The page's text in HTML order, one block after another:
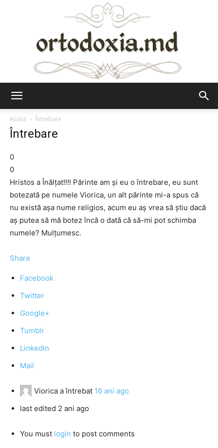
Acasă
Întrebare
Întrebare
0
0
Hristos a Înălţat!!!! Părinte am şi eu o întrebare, eu sunt
botezată pe numele Viorica, un alt părinte mi-a spus că
nu există aşa nume religios, acum eu aş vrea să ştiu dacă
aş putea să mă botez încă o dată că să-mi pot schimba
numele? Mulţumesc.
Share
Facebook
Twitter
Google+
Tumblr
LinkedIn
Mail
Viorica a întrebat 16 ani ago
last edited 2 ani ago
You must login to post comments